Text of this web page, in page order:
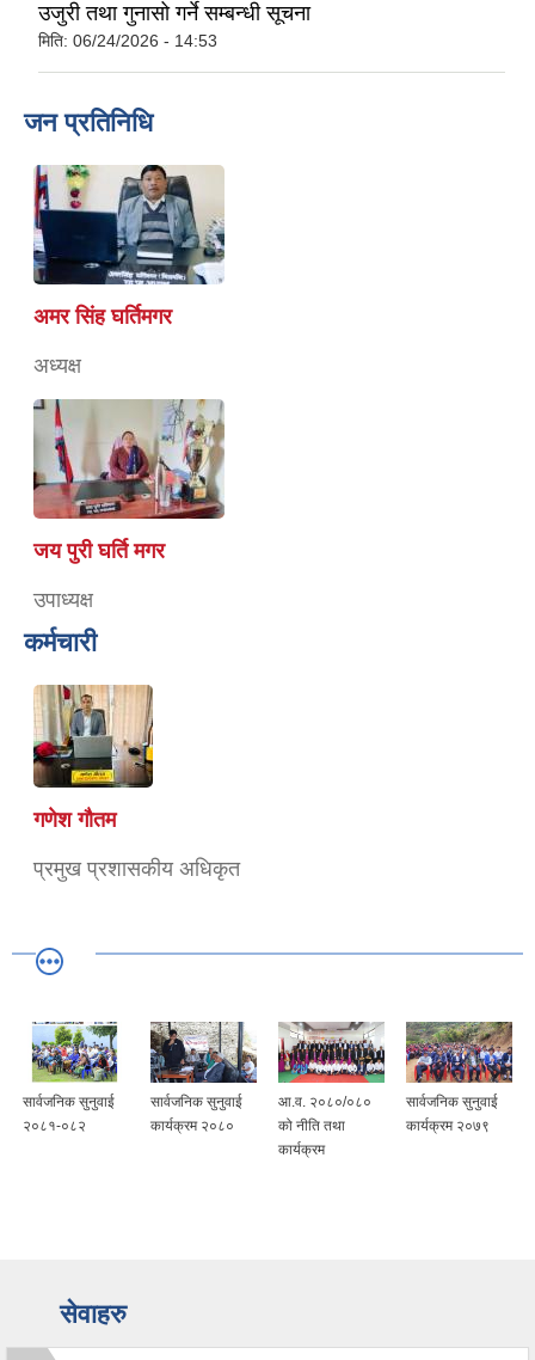
उजुरी तथा गुनासो गर्ने सम्बन्धी सूचना
मिति: 06/24/2026 - 14:53
जन प्रतिनिधि
अमर सिंह घर्तिमगर
अध्यक्ष
जय पुरी घर्ति मगर
उपाध्यक्ष
कर्मचारी
गणेश गौतम
प्रमुख प्रशासकीय अधिकृत
सार्वजनिक सुनुवाई
२०८१-०८२
सार्वजनिक सुनुवाई
कार्यक्रम २०८०
आ.व. २०८०/०८०
को नीति तथा
कार्यक्रम
सार्वजनिक सुनुवाई
कार्यक्रम २०७९
सेवाहरु